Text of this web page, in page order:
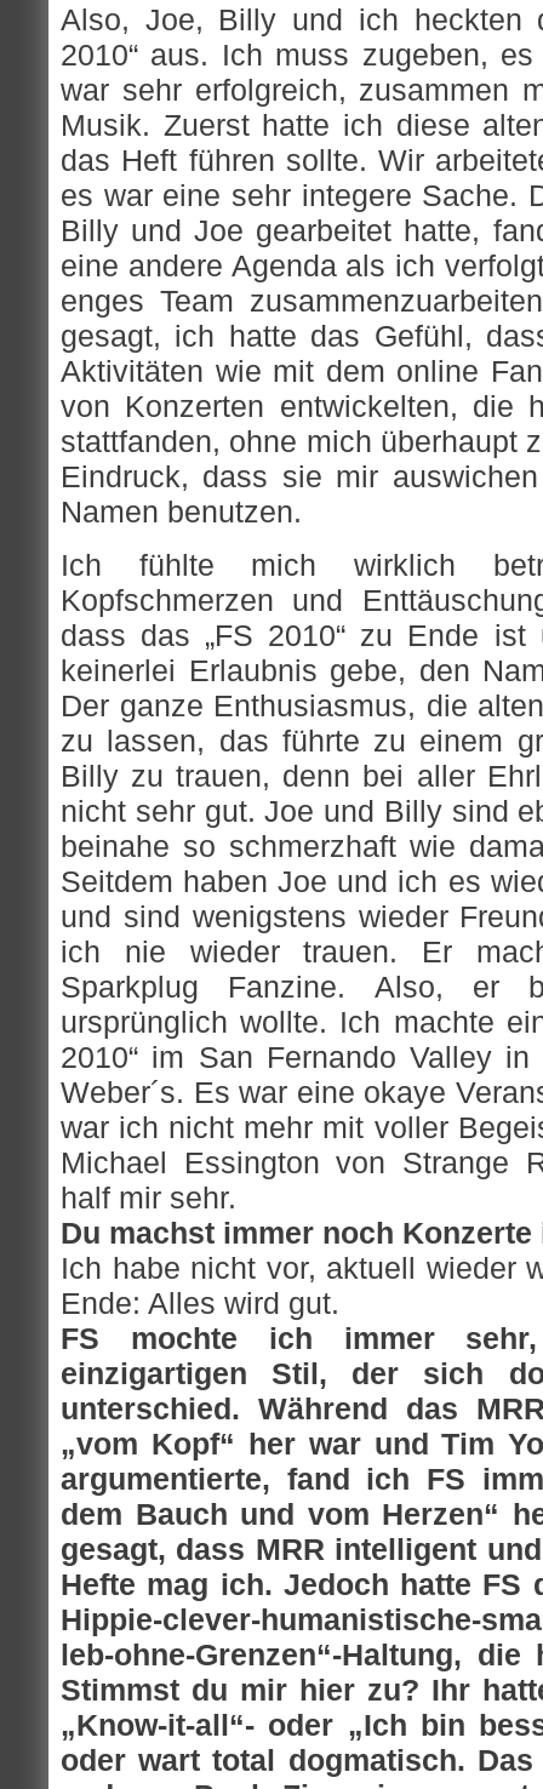
Also, Joe, Billy und ich heckten
2010“ aus. Ich muss zugeben,
war sehr erfolgreich, zusammen
Musik. Zuerst hatte ich diese
das Heft führen sollte. Wir
es war eine sehr integere Sache.
Billy und Joe gearbeitet hatte,
eine andere Agenda als ich
enges Team
gesagt, ich hatte das Gefühl,
Aktivitäten wie mit dem online
von Konzerten entwickelten, die
stattfanden, ohne mich überhaupt
Eindruck, dass sie mir
Namen benutzen.
Ich fühlte mich wirklich
Kopfschmerzen und
dass das „FS 2010“ zu Ende
keinerlei Erlaubnis gebe, den
Der ganze Enthusiasmus, die
zu lassen, das führte zu einem
Billy zu trauen, denn bei aller
nicht sehr gut. Joe und Billy sind
beinahe so schmerzhaft wie
Seitdem haben Joe und ich es
und sind wenigstens wieder
ich nie wieder trauen. Er
Sparkplug Fanzine. Also, er
ursprünglich wollte. Ich machte
2010“ im San Fernando Valley
Weber´s. Es war eine okaye
war ich nicht mehr mit voller
Michael Essington von Strange
half mir sehr.
Du machst immer noch
Ich habe nicht vor, aktuell wieder
Ende: Alles wird gut.
FS mochte ich immer sehr,
einzigartigen Stil, der sich
unterschied. Während das
„vom Kopf“ her war und Tim
argumentierte, fand ich FS
dem Bauch und vom Herzen“
gesagt, dass MRR intelligent
Hefte mag ich. Jedoch hatte FS
Hippie-clever-humanistische-
leb-ohne-Grenzen“-Haltung,
Stimmst du mir hier zu? Ihr
„Know-it-all“- oder „Ich bin
oder wart total dogmatisch.